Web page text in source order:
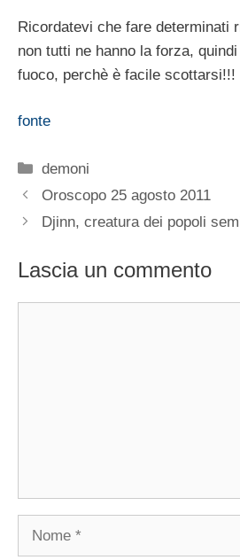
Ricordatevi che fare determinati
non tutti ne hanno la forza,
fuoco, perchè è facile scottarsi!!!
fonte
Categorie
demoni
Oroscopo 25 agosto 2011
Djinn, creatura dei popoli
Lascia un commento
Nome